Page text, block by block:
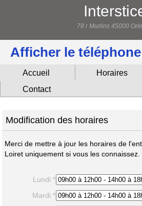
78 r Murlins 45000
Afficher le
Accueil Horaires
Contact
Modification des horaires
Merci de mettre à jour les horaires de
Loiret uniquement si vous les connaissez.
Lundi *
Mardi *